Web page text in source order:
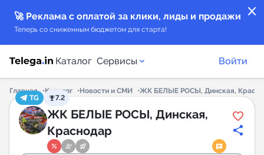
close
🚀 Реклама с оплатой за клики, лиды и продажи
Теперь со сниженным бюджетом для старта!
Каталог Сервисы
Каталог каналов
Каталог ботов
Войти
Главная Каталог Новости и СМИ
ЖК БЕЛЫЕ РОСЫ, Динская,
TG
7.2
ЖК БЕЛЫЕ РОСЫ, Динская,
Краснодар